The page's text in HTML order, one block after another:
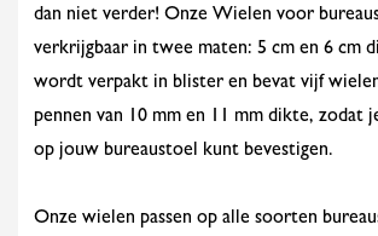
dan niet verder! Onze Wielen voor
verkrijgbaar in twee maten: 5 cm en 6 cm
wordt verpakt in blister en bevat vijf
pennen van 10 mm en 11 mm dikte, zodat
op jouw bureaustoel kunt bevestigen.
Onze wielen passen op alle soorten